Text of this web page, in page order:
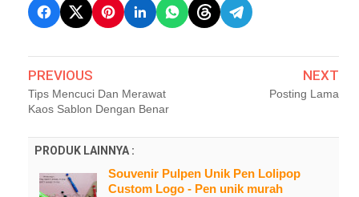
PREVIOUS
Tips Mencuci Dan Merawat
Kaos Sablon Dengan Benar
NEXT
Posting Lama
PRODUK LAINNYA :
Souvenir Pulpen Unik Pen Lolipop
Custom Logo - Pen unik murah